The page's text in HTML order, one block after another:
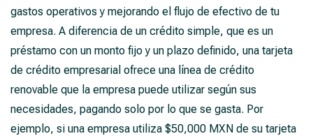
gastos operativos y mejorando el flujo de efectivo de tu
empresa. A diferencia de un crédito simple, que es un
préstamo con un monto fijo y un plazo definido, una tarjeta
de crédito empresarial ofrece una línea de crédito
renovable que la empresa puede utilizar según sus
necesidades, pagando solo por lo que se gasta. Por
ejemplo, si una empresa utiliza $50,000 MXN de su tarjeta